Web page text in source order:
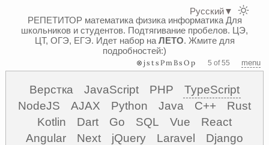
РЕПЕТИТОР математика физика информатикаДля
школьников и студентов. Подтягивание пробелов. ЦЭ,
ЦТ, ОГЭ, ЕГЭ. Идет набор на ЛЕТО. Жмите для
подробностей:)
⊗jstsPmBsOp 5 of 55 menu
Верстка JavaScript PHP
TypeScript
NodeJS
AJAX Python Java C++
Rust
Kotlin
Dart Go SQL Vue
React
Angular
Next jQuery Laravel
Django
Русский▼